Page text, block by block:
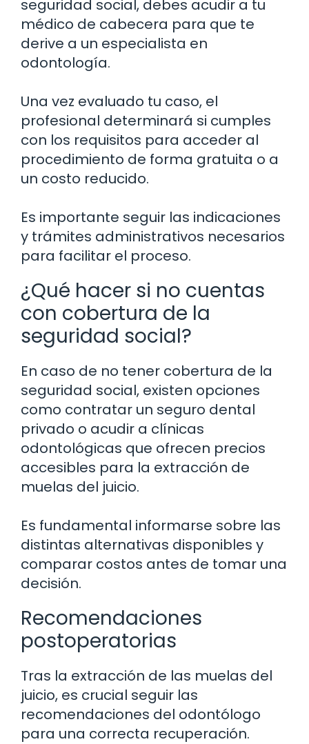
seguridad social, debes acudir a tu
médico de cabecera para que te
derive a un especialista en
odontología.
Una vez evaluado tu caso, el
profesional determinará si cumples
con los requisitos para acceder al
procedimiento de forma gratuita o a
un costo reducido.
Es importante seguir las indicaciones
y trámites administrativos necesarios
para facilitar el proceso.
¿Qué hacer si no cuentas
con cobertura de la
seguridad social?
En caso de no tener cobertura de la
seguridad social, existen opciones
como contratar un seguro dental
privado o acudir a clínicas
odontológicas que ofrecen precios
accesibles para la extracción de
muelas del juicio.
Es fundamental informarse sobre las
distintas alternativas disponibles y
comparar costos antes de tomar una
decisión.
Recomendaciones
postoperatorias
Tras la extracción de las muelas del
juicio, es crucial seguir las
recomendaciones del odontólogo
para una correcta recuperación.